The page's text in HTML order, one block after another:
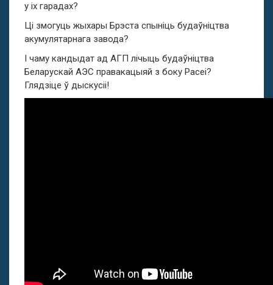
у іх гарадах?
Ці змогуць жыхары Брэста спыніць будаўніцтва
акумулятарнага завода?
І чаму кандыдат ад АГП лічыць будаўніцтва
Беларускай АЭС правакацыяй з боку Расеі?
Глядзіце ў дыскусіі!